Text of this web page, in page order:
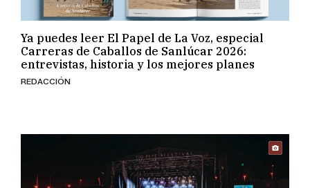
Ya puedes leer El Papel de La Voz, especial
Carreras de Caballos de Sanlúcar 2026:
entrevistas, historia y los mejores planes
REDACCIÓN